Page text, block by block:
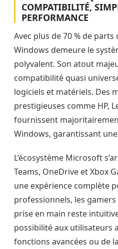
COMPATIBILITÉ,
PERFORMANCE
Avec plus de 70 % de parts
Windows demeure le
polyvalent. Son atout
compatibilité quasi
logiciels et matériels. Des
prestigieuses comme HP,
fournissent
Windows, garantissant
L’écosystème Microsoft
Teams, OneDrive et Xbox
une expérience complète
professionnels, les
prise en main reste
possibilité aux utilisateurs
fonctions avancées ou de